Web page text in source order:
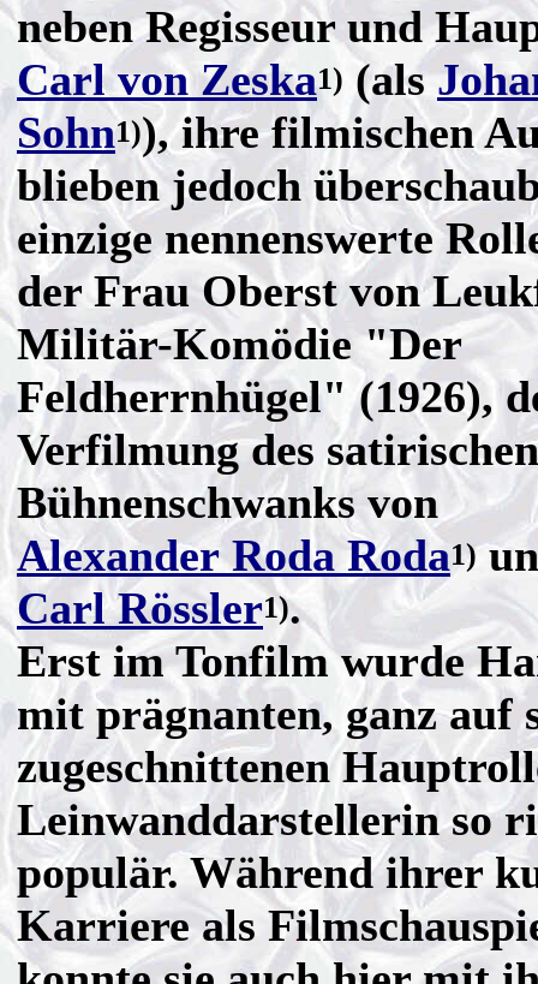
neben Regisseur und
Carl von Zeska1) (als
Sohn1)), ihre filmischen
blieben jedoch
einzige nennenswerte
der Frau Oberst von
Militär-Komödie "Der
Feldherrnhügel" (1926),
Verfilmung des satirischen
Bühnenschwanks von
Alexander Roda Roda1)
Carl Rössler1).
Erst im Tonfilm wurde
mit prägnanten, ganz auf
zugeschnittenen
Leinwanddarstellerin so
populär. Während ihrer
Karriere als